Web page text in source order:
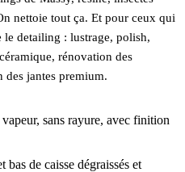
nettoie tout ça. Et pour ceux qui
detailing : lustrage, polish,
rénovation des
des jantes premium.
sans rayure, avec finition
bas de caisse dégraissés et